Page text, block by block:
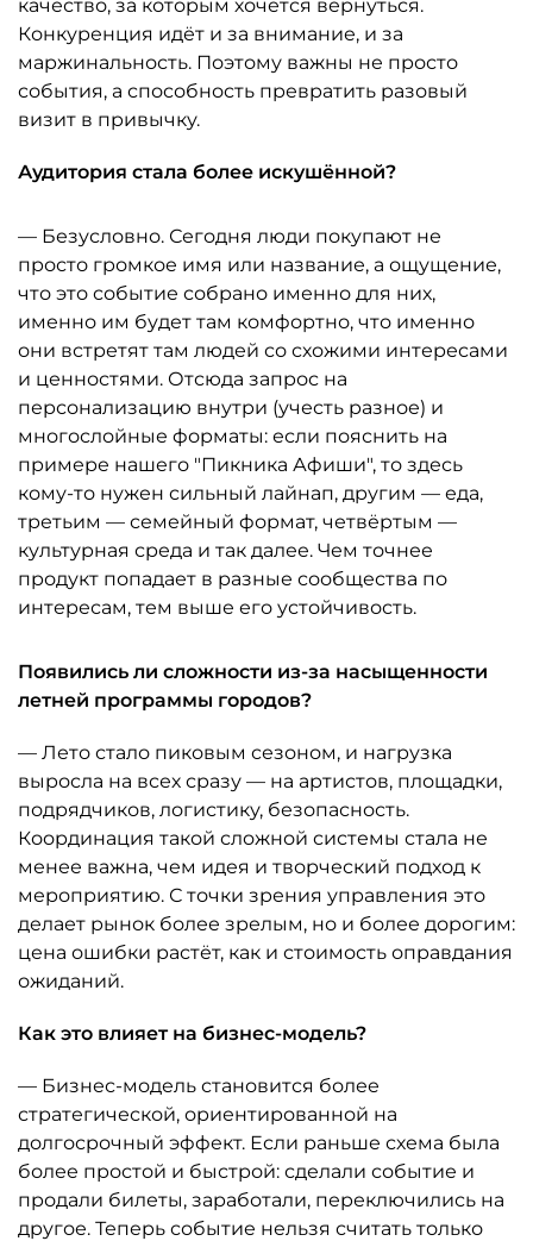
качество, за которым хочется вернуться.
Конкуренция идёт и за внимание, и за
маржинальность. Поэтому важны не просто
события, а способность превратить разовый
визит в привычку.
Аудитория стала более искушённой?
— Безусловно. Сегодня люди покупают не
просто громкое имя или название, а ощущение,
что это событие собрано именно для них,
именно им будет там комфортно, что именно
они встретят там людей со схожими интересами
и ценностями. Отсюда запрос на
персонализацию внутри (учесть разное) и
многослойные форматы: если пояснить на
примере нашего "Пикника Афиши", то здесь
кому-то нужен сильный лайнап, другим — еда,
третьим — семейный формат, четвёртым —
культурная среда и так далее. Чем точнее
продукт попадает в разные сообщества по
интересам, тем выше его устойчивость.
Появились ли сложности из-за насыщенности
летней программы городов?
— Лето стало пиковым сезоном, и нагрузка
выросла на всех сразу — на артистов, площадки,
подрядчиков, логистику, безопасность.
Координация такой сложной системы стала не
менее важна, чем идея и творческий подход к
мероприятию. С точки зрения управления это
делает рынок более зрелым, но и более дорогим:
цена ошибки растёт, как и стоимость оправдания
ожиданий.
Как это влияет на бизнес-модель?
— Бизнес-модель становится более
стратегической, ориентированной на
долгосрочный эффект. Если раньше схема была
более простой и быстрой: сделали событие и
продали билеты, заработали, переключились на
другое. Теперь событие нельзя считать только